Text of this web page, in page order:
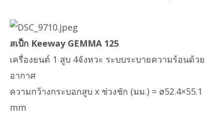
สเป็ก Keeway GEMMA 125
เครื่องยนต์ 1 สูบ 4จังหวะ ระบบระบายความร้อนด้วย
อากาศ
ความกว้างกระบอกสูบ x ช่วงชัก (มม.) = ø52.4×55.1
mm